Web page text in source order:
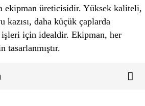
ekipman üreticisidir. Yüksek kaliteli,
daha küçük çaplarda
için idealdir. Ekipman, her
tasarlanmıştır.